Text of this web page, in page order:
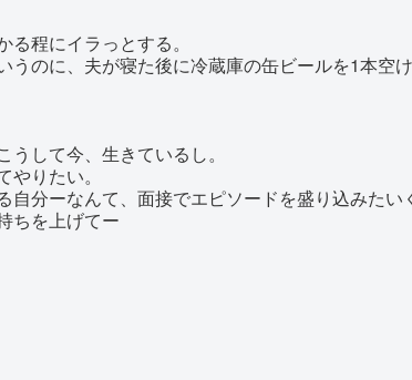
程にイラっとする。
のに、夫が寝た後に冷蔵庫の缶ビールを1本空け
して今、生きているし。
りたい。
分ーなんて、面接でエピソードを盛り込みたい
ちを上げてー